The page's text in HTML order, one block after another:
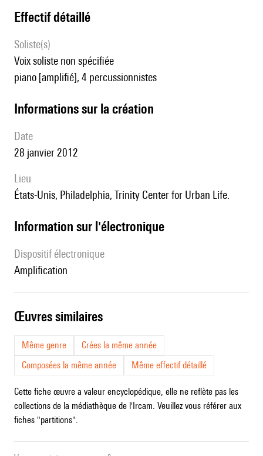
effectif détaillé
Soliste(s)
voix soliste non spécifiée
piano [amplifié], 4 percussionnistes
informations sur la création
date
28 janvier 2012
lieu
États-Unis, Philadelphia, Trinity Center for Urban Life.
Information sur l'électronique
Dispositif électronique
amplification
œuvres similaires
Même genre
Crées la même année
Composées la même année
Même effectif détaillé
Cette fiche œuvre a valeur encyclopédique, elle ne reflète pas les
collections de la médiathèque de l'Ircam. Veuillez vous référer aux
fiches "partitions".